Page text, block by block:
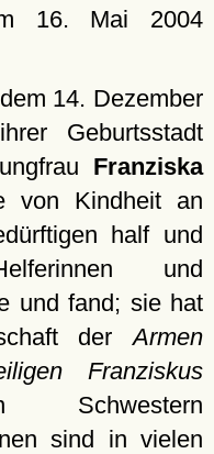
16. Mai 2004
14. Dezember
Geburtsstadt
Franziska
von Kindheit an
half und
und
und fand; sie hat
derArmen
Franziskus
Schwestern
sind in vielen